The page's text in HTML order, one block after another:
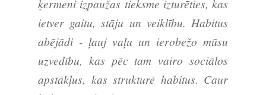
ķermeni izpaužas tieksme izturēties, kas
ietver gaitu, stāju un veiklību. Habitus
abējādi - ļauj vaļu un ierobežo mūsu
uzvedību, kas pēc tam vairo sociālos
apstākļus, kas strukturē habitus. Caur